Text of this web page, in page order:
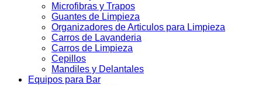
Microfibras y Trapos
Guantes de Limpieza
Organizadores de Articulos para Limpieza
Carros de Lavanderia
Carros de Limpieza
Cepillos
Mandiles y Delantales
Equipos para Bar